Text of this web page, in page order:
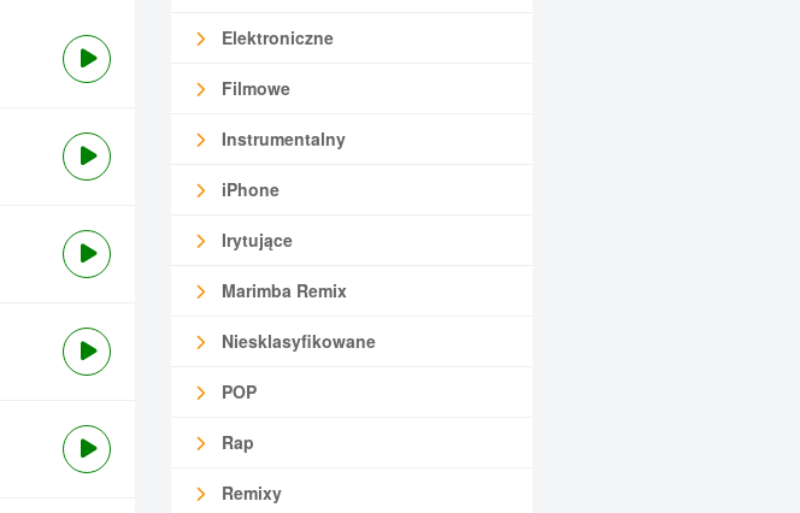
Elektroniczne
Filmowe
Instrumentalny
iPhone
Irytujące
Marimba Remix
Niesklasyfikowane
POP
Rap
Remixy